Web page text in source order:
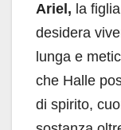
Ariel, la
desidera
lunga e
che Halle
di spirito,